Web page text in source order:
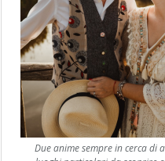
Due anime sempre in cerca di